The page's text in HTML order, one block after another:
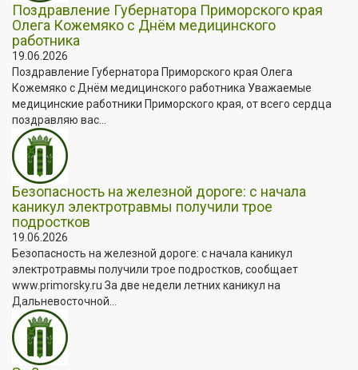
Поздравление Губернатора Приморского края
Олега Кожемяко с Днём медицинского
работника
19.06.2026
Поздравление Губернатора Приморского края Олега
Кожемяко с Днём медицинского работника Уважаемые
медицинские работники Приморского края, от всего сердца
поздравляю вас...
Безопасность на железной дороге: с начала
каникул электротравмы получили трое
подростков
19.06.2026
Безопасность на железной дороге: с начала каникул
электротравмы получили трое подростков, сообщает
www.primorsky.ru За две недели летних каникул на
Дальневосточной...